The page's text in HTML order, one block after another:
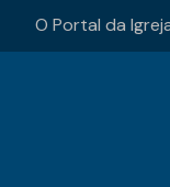
O Portal da